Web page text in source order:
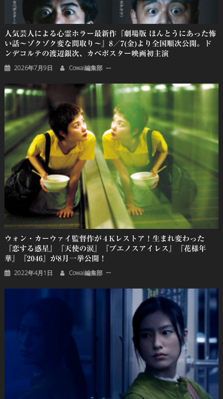
人気芸人による心霊ホラー最新作『劇場版 ほんとうにあった怖
い話～ゾクゾク変な間取り～』8／7(金)より全国順次公開。ド
ンデコルテの渡辺銀次、カベポスター映画初主演
2026年7月9日 Cowai編集部
ウォン・カーウァイ監督作が４Kレストア！生まれ変わった
『恋する惑星』『天使の涙』『ブエノスアイレス』『花様年
華』『2046』が8月一挙公開！
2022年4月1日 Cowai編集部